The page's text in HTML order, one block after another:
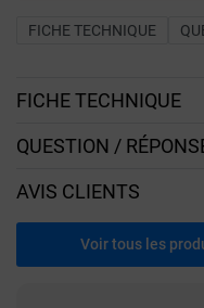
FICHE TECHNIQUE
FICHE TECHNIQUE
QUESTION /
AVIS CLIENTS
Voir tous les